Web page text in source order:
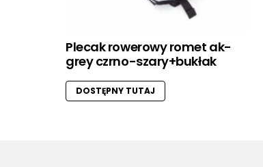
Plecak rowerowy romet ak-
grey czrno-szary+bukłak
DOSTĘPNY TUTAJ